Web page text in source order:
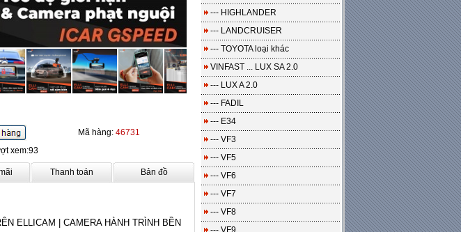
Mã hàng: 46731
xem:93
Thanh toán Bản đồ
ELLICAM | CAMERA HÀNH TRÌNH BỀN
--- HIGHLANDER
--- LANDCRUISER
--- TOYOTA loại khác
VINFAST ... LUX SA 2.0
--- LUX A 2.0
--- FADIL
--- E34
--- VF3
--- VF5
--- VF6
--- VF7
--- VF8
--- VF9